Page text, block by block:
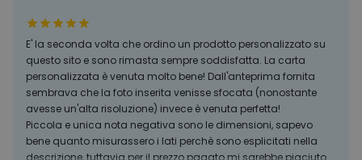
E' la seconda volta che ordino un prodotto personalizzato su
questo sito e sono rimasta sempre soddisfatta. La carta
personalizzata è venuta molto bene! Dall'anteprima fornita
sembrava che la foto inserita venisse sfocata (nonostante
avesse un'alta risoluzione) invece è venuta perfetta!
Piccola e unica nota negativa sono le dimensioni, sapevo
bene quanto misurassero i lati perchè sono esplicitati nella
descrizione, tuttavia per il prezzo pagato mi sarebbe piaciuto